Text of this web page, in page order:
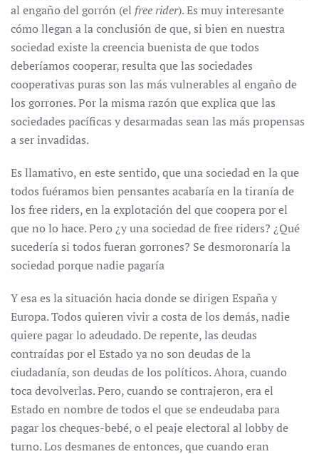
al engaño del gorrón (el free rider). Es muy interesante
cómo llegan a la conclusión de que, si bien en nuestra
sociedad existe la creencia buenista de que todos
deberíamos cooperar, resulta que las sociedades
cooperativas puras son las más vulnerables al engaño de
los gorrones. Por la misma razón que explica que las
sociedades pacíficas y desarmadas sean las más propensas
a ser invadidas.
Es llamativo, en este sentido, que una sociedad en la que
todos fuéramos bien pensantes acabaría en la tiranía de
los free riders, en la explotación del que coopera por el
que no lo hace. Pero ¿y una sociedad de free riders? ¿Qué
sucedería si todos fueran gorrones? Se desmoronaría la
sociedad porque nadie pagaría
Y esa es la situación hacia donde se dirigen España y
Europa. Todos quieren vivir a costa de los demás, nadie
quiere pagar lo adeudado. De repente, las deudas
contraídas por el Estado ya no son deudas de la
ciudadanía, son deudas de los políticos. Ahora, cuando
toca devolverlas. Pero, cuando se contrajeron, era el
Estado en nombre de todos el que se endeudaba para
pagar los cheques-bebé, o el peaje electoral al lobby de
turno. Los desmanes de entonces, que cuando eran